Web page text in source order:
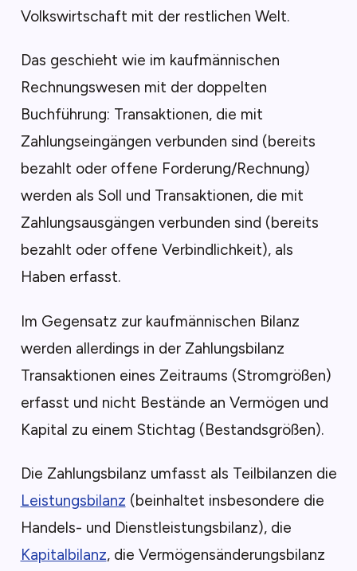
Volkswirtschaft mit der restlichen Welt.
Das geschieht wie im kaufmännischen
Rechnungswesen mit der doppelten
Buchführung: Transaktionen, die mit
Zahlungseingängen verbunden sind (bereits
bezahlt oder offene Forderung/Rechnung)
werden als Soll und Transaktionen, die mit
Zahlungsausgängen verbunden sind (bereits
bezahlt oder offene Verbindlichkeit), als
Haben erfasst.
Im Gegensatz zur kaufmännischen Bilanz
werden allerdings in der Zahlungsbilanz
Transaktionen eines Zeitraums (Stromgrößen)
erfasst und nicht Bestände an Vermögen und
Kapital zu einem Stichtag (Bestandsgrößen).
Die Zahlungsbilanz umfasst als Teilbilanzen die
Leistungsbilanz (beinhaltet insbesondere die
Handels- und Dienstleistungsbilanz), die
Kapitalbilanz, die Vermögensänderungsbilanz